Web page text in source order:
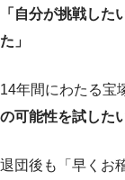
「自分が挑戦し
た」
14年間にわたる宝
の可能性を試した
退団後も「早くお